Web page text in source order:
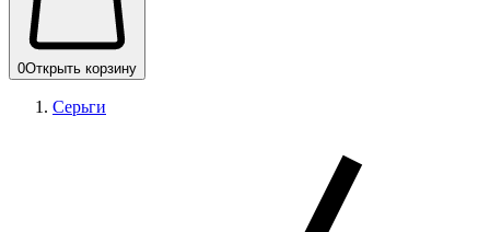
0Открыть корзину
Серьги